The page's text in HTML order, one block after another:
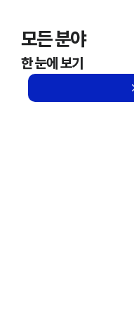
모든 분야
한 눈에 보기